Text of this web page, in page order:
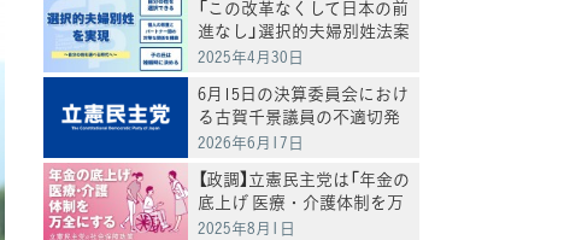
「この改革なくして日本の前
進なし」選択的夫婦別姓法案
を提出
2025年4月30日
6月15日の決算委員会におけ
る古賀千景議員の不適切発
言と処分について
2026年6月17日
【政調】立憲民主党は「年金の
底上げ 医療・介護体制を万
全にする」
2025年8月1日